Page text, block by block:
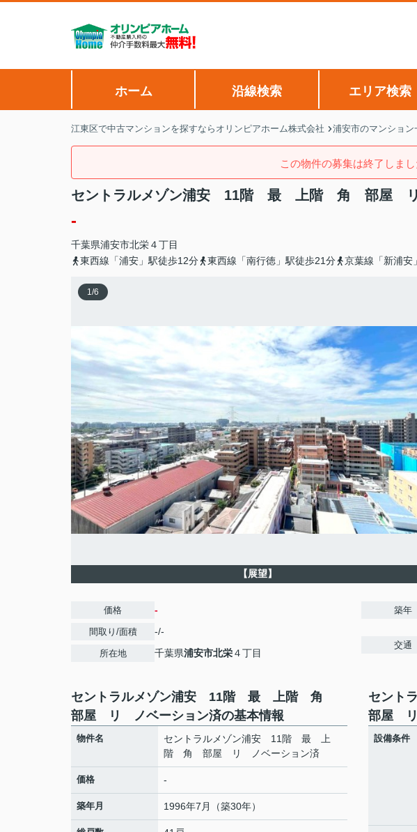
ホーム 沿線検索 エリア検索
江東区で中古マンションを探すならオリンピアホーム株式会社 浦安市のマンション
この物件の募集は終了しまし
セントラルメゾン浦安 11階 最 上階 角 部屋
-
千葉県浦安市北栄４丁目
東西線「浦安」駅徒歩12分
東西線「南行徳」駅徒歩21分 京葉線「新浦安
1/6
【展望】
価格 -
間取り/面積 -/-
所在地 千葉県浦安市北栄４丁目
築年
交通
セントラルメゾン浦安 11階 最 上階 角
部屋 リ ノベーション済の基本情報
物件名
セントラルメゾン浦安 11階 最 上
階 角 部屋 リ ノベーション済
価格 -
築年月 1996年7月（築30年）
セン
部屋 リ
設備条件